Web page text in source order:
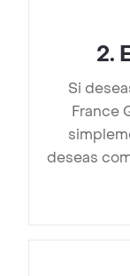
2.
Si
France
deseas